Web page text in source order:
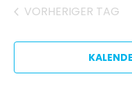
VORHERIGER TAG